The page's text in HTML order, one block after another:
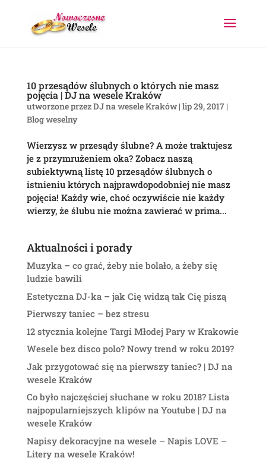
10 przesądów ślubnych o których nie masz
pojęcia | DJ na wesele Kraków
utworzone przezDJ na wesele Kraków| lip 29, 2017|
Blog weselny
Wierzysz w przesądy ślubne? A może traktujesz
je z przymrużeniem oka? Zobacz naszą
subiektywną listę 10 przesądów ślubnych o
istnieniu których najprawdopodobniej nie masz
pojęcia! Każdy wie, choć oczywiście nie każdy
wierzy, że ślubu nie można zawierać w prima...
Aktualności i porady
Muzyka – co grać, żeby nie bolało, a żeby się
ludzie bawili
Estetyczna DJ-ka – jak Cię widzą tak Cię piszą
Pierwszy taniec – bez stresu
12 stycznia kolejne Targi Młodej Pary w Krakowie
Wesele bez disco polo? Nowy trend w roku 2019?
Jak przygotować się na pierwszy taniec? | DJ na
wesele Kraków
Co było najczęściej słuchane w roku 2018? Lista
najpopularniejszych klipów na Youtube | DJ na
wesele Kraków
Napisy dekoracyjne na wesele – Napis LOVE –
Litery na wesele Kraków!